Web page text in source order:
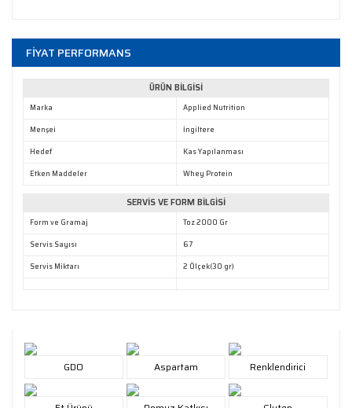
FİYAT PERFORMANS
ÜRÜN BİLGİSİ
Marka
Applied Nutrition
Menşei
İngiltere
Hedef
Kas Yapılanması
Etken Maddeler
Whey Protein
SERVİS VE FORM BİLGİSİ
Form ve Gramaj
Toz 2000 Gr
Servis Sayısı
67
Servis Miktarı
2 Ölçek(30 gr)
GDO Aspartam Renklendirici